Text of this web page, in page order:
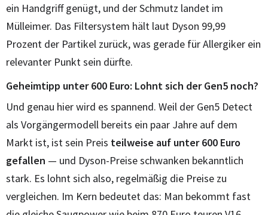
ein Handgriff genügt, und der Schmutz landet im
Mülleimer. Das Filtersystem hält laut Dyson 99,99
Prozent der Partikel zurück, was gerade für Allergiker ein
relevanter Punkt sein dürfte.
Geheimtipp unter 600 Euro: Lohnt sich der Gen5 noch?
Und genau hier wird es spannend. Weil der Gen5 Detect
als Vorgängermodell bereits ein paar Jahre auf dem
Markt ist, ist sein Preis teilweise auf unter 600 Euro
gefallen — und Dyson-Preise schwanken bekanntlich
stark. Es lohnt sich also, regelmäßig die Preise zu
vergleichen. Im Kern bedeutet das: Man bekommt fast